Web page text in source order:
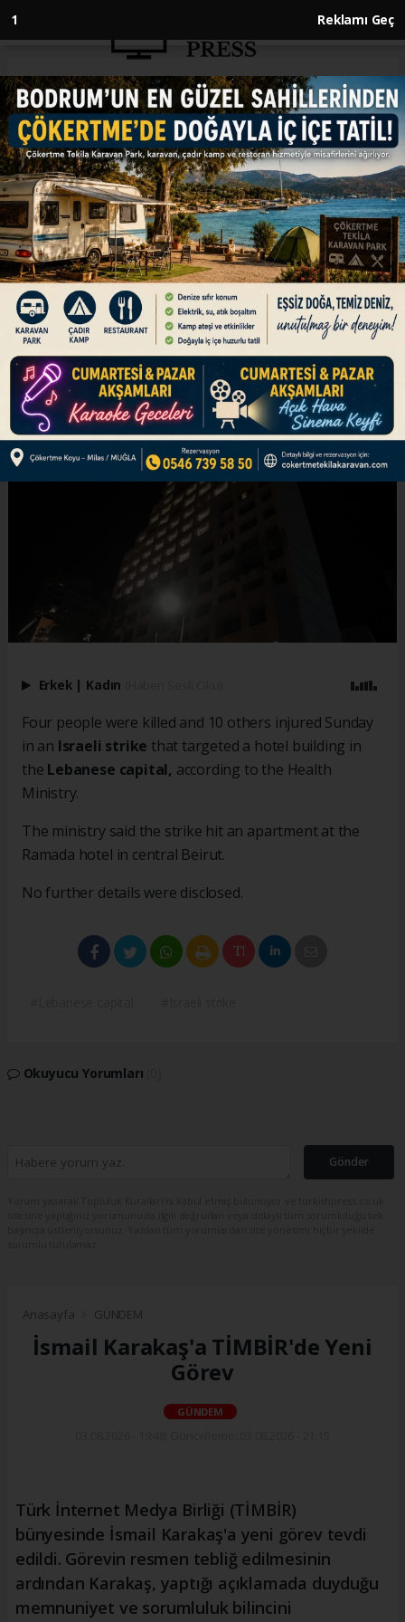
1 Reklamı Geç
Anasayfa ENGLISH
4 killed, 10 injured in Israeli
strike on hotel building in
Beirut: Health Ministry
ENGLISH
08.03.2026 - 12:45, Güncelleme: 08.03.2026 - 12:45
Strike hit apartment at Ramada hotel in
Lebanese capital
ABONE OL
Erkek | Kadın
Four people were killed and 10 others injured Sunday
in an Israeli strike that targeted a hotel building in
the Lebanese capital, according to the Health
Ministry.
The ministry said the strike hit an apartment at the
Ramada hotel in central Beirut.
No further details were disclosed.
Okuyucu Yorumları
Gönder
Anasayfa GÜNDEM
İsmail Karakaş'a TİMBİR'de Yeni
Görev
GÜNDEM
Türk İnternet Medya Birliği (TİMBİR)
bünyesinde İsmail Karakaş'a yeni görev tevdi
edildi. Görevin resmen tebliğ edilmesinin
ardından Karakaş, yaptığı açıklamada duyduğu
memnuniyet ve sorumluluk bilincini